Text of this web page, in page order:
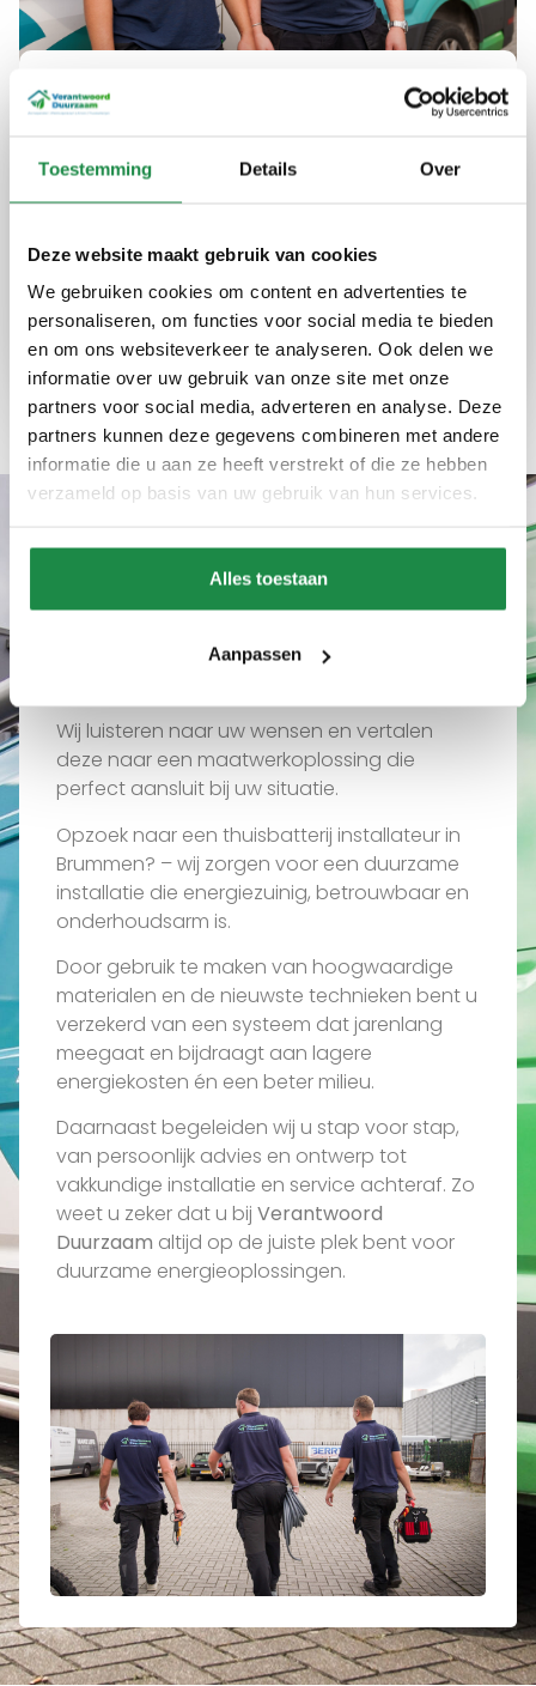
Toestemming Details Over
Deze website maakt gebruik van cookies
We gebruiken cookies om content en advertenties te
personaliseren, om functies voor social media te bieden
en om ons websiteverkeer te analyseren. Ook delen we
informatie over uw gebruik van onze site met onze
partners voor social media, adverteren en analyse. Deze
partners kunnen deze gegevens combineren met andere
informatie die u aan ze heeft verstrekt of die ze hebben
verzameld op basis van uw gebruik van hun services.
Alles toestaan
Aanpassen
Uw partner in duurzame
Bij Verantwoord Duurzaam bieden we advies
optimaliseren en kosten verlagen. Onze
diensten zijn betrouwbaar en eerlijk, altijd met
een focus op kwaliteit en efficiëntie.
Expertise Kwaliteit Ervaring
Wat ons uniek maakt
Waarom een thuisbatterij
installateur in Brummen via
Wij luisteren naar uw wensen en vertalen
deze naar een maatwerkoplossing die
perfect aansluit bij uw situatie.
Opzoek naar een thuisbatterij installateur in
Brummen? – wij zorgen voor een duurzame
installatie die energiezuinig, betrouwbaar en
onderhoudsarm is.
Door gebruik te maken van hoogwaardige
materialen en de nieuwste technieken bent u
verzekerd van een systeem dat jarenlang
meegaat en bijdraagt aan lagere
energiekosten én een beter milieu.
Daarnaast begeleiden wij u stap voor stap,
van persoonlijk advies en ontwerp tot
vakkundige installatie en service achteraf. Zo
weet u zeker dat u bij Verantwoord
Duurzaam altijd op de juiste plek bent voor
duurzame energieoplossingen.